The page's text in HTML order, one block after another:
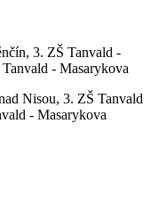
3. ZŠ Tanvald -
- Masarykova
Nisou, 3. ZŠ Tanvald
- Masarykova